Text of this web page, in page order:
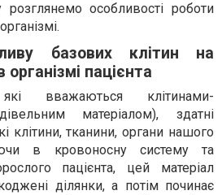
розглянемо особливості роботи
базових клітин на
організмі пацієнта
вважаються клітинами-
матеріалом), здатні
клітини, тканини, органи нашого
в кровоносну систему та
пацієнта, цей матеріал
ділянки, а потім починає